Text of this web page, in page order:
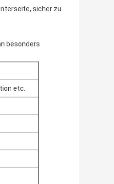
sicher zu
besonders
etc.